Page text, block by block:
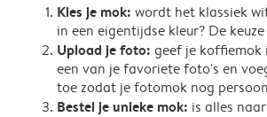
Kies je mok: wordt het klassiek
in een eigentijdse kleur? De
Upload je foto: geef je koffiemok
een van je favoriete foto's en
toe zodat je fotomok nog
Bestel je unieke mok: is alles